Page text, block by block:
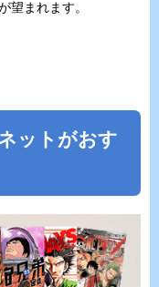
望まれます。
ットがおす